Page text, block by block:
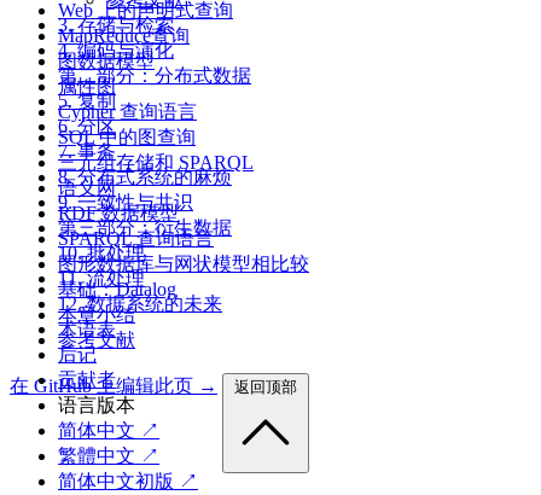
3. 存储与检索
4. 编码与演化
第二部分：分布式数据
5. 复制
6. 分区
7. 事务
8. 分布式系统的麻烦
9. 一致性与共识
第三部分：衍生数据
10. 批处理
11. 流处理
12. 数据系统的未来
术语表
后记
贡献者
语言版本
简体中文 ↗
繁體中文 ↗
简体中文初版 ↗
Web 上的声明式查询
MapReduce查询
图数据模型
属性图
Cypher 查询语言
SQL 中的图查询
三元组存储和 SPARQL
语义网
RDF 数据模型
SPARQL 查询语言
图形数据库与网状模型相比较
基础：Datalog
本章小结
参考文献
在 GitHub 上编辑此页 → 返回顶部